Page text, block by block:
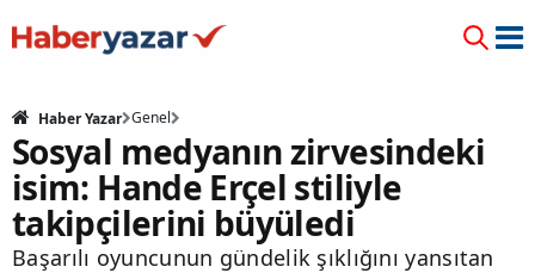
Haber Yazar Genel
Sosyal medyanın zirvesindeki
isim: Hande Erçel stiliyle
takipçilerini büyüledi
Başarılı oyuncunun gündelik şıklığını yansıtan